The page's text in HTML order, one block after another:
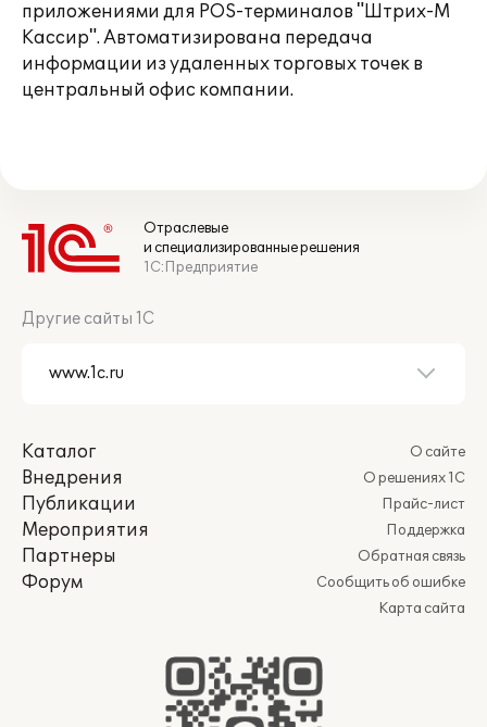
приложениями для POS-терминалов "Штрих-М
Кассир". Автоматизирована передача
информации из удаленных торговых точек в
центральный офис компании.
Отраслевые
и специализированные решения
1С:Предприятие
Другие сайты 1С
Каталог
Внедрения
Публикации
Мероприятия
Партнеры
Форум
О сайте
О решениях 1С
Прайс-лист
Поддержка
Обратная связь
Сообщить об ошибке
Карта сайта